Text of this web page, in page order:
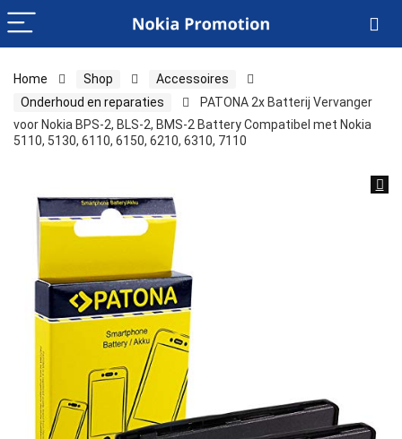
Home Shop
Accessoires
Onderhoud en reparaties
PATONA 2x Batterij Vervanger
voor Nokia BPS-2, BLS-2, BMS-2 Battery Compatibel met Nokia
5110, 5130, 6110, 6150, 6210, 6310, 7110